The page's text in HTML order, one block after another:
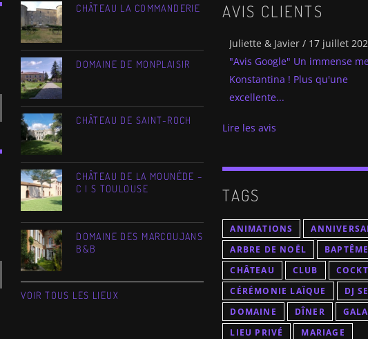
CHÂTEAU LA COMMANDERIE
DOMAINE DE MONPLAISIR
CHÂTEAU DE SAINT-ROCH
CHÂTEAU DE LA MOUNÈDE –
C I S TOULOUSE
DOMAINE DES MARCOUJANS
B&B
VOIR TOUS LES LIEUX
AVIS CLIENTS
Juliette & Javier / 17 juillet
"Avis Google" Un immense
Konstantina ! Plus qu'une
excellente...
Elena & Olivier/ 30 juin 2026
"Avis Google" Nous avons
Konstantina pour notre...
Lire les avis
TAGS
ANIMATIONS
ARBRE DE NOËL
CHÂTEAU
CLUB
CÉRÉMONIE LAÏQUE
DJ
DOMAINE
DÎNER
GALA
LIEU PRIVÉ
MARIAGE